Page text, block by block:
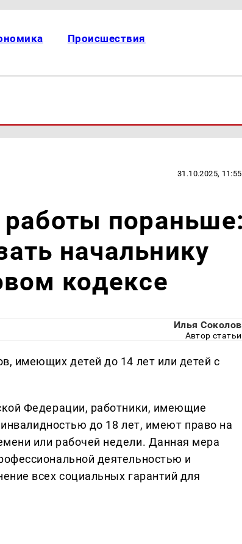
Происшествия
31.10.2025, 11:55
работы
начальнику
кодексе
Илья Соколов
Автор статьи
имеющих детей до 14 лет или детей с
Федерации, работники, имеющие
до 18 лет, имеют право на
или рабочей недели. Данная мера
деятельностью и
всех социальных гарантий для